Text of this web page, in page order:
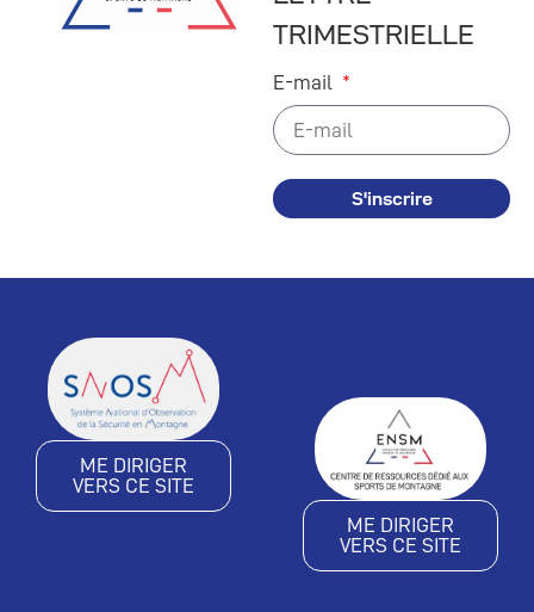
TRIMESTRIELLE
E-mail
S'inscrire
ME DIRIGER
VERS CE SITE
ME DIRIGER
VERS CE SITE